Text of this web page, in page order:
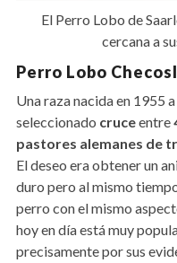
El Perro Lobo de
cercana a
Perro Lobo
Una raza nacida en 1955
seleccionado cruceentre
pastores alemanes de
El deseo era obtener un
duro pero al mismo
perro con el mismo
hoy en día está muy
precisamente por sus